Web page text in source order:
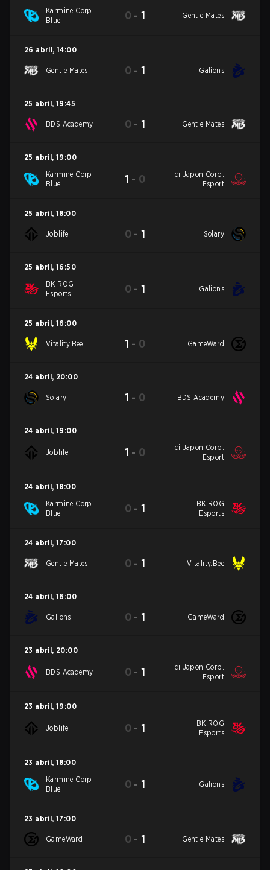
Karmine Corp
Blue
0 -1 Gentle Mates
26 abril, 14:00
Gentle Mates 0 -1 Galions
25 abril, 19:45
BDS Academy 0 -1 Gentle Mates
25 abril, 19:00
Karmine Corp
Blue
1 - 0
Ici Japon Corp.
Esport
25 abril, 18:00
Joblife 0 -1 Solary
25 abril, 16:50
BK ROG
Esports
0 -1 Galions
25 abril, 16:00
Vitality.Bee 1 - 0 GameWard
24 abril, 20:00
Solary 1 - 0 BDS Academy
24 abril, 19:00
Joblife 1 - 0
Ici Japon Corp.
Esport
24 abril, 18:00
Karmine Corp
Blue
0 -1
BK ROG
Esports
24 abril, 17:00
Gentle Mates 0 -1 Vitality.Bee
24 abril, 16:00
Galions 0 -1 GameWard
23 abril, 20:00
BDS Academy 0 -1
Ici Japon Corp.
Esport
23 abril, 19:00
Joblife 0 -1
BK ROG
Esports
23 abril, 18:00
Karmine Corp
Blue
0 -1 Galions
23 abril, 17:00
GameWard 0 -1 Gentle Mates